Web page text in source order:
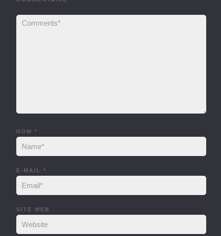
NOM *
E-MAIL *
SITE WEB